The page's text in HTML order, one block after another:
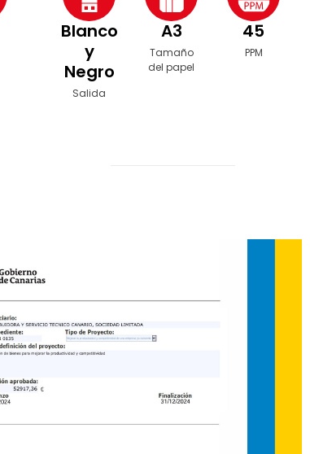
Blanco
y
Negro
Salida
A3
Tamaño
del papel
45
PPM